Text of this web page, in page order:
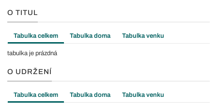
O TITUL
Tabulka celkem Tabulka doma Tabulka venku
tabulka je prázdná
O UDRŽENÍ
Tabulka celkem Tabulka doma Tabulka venku